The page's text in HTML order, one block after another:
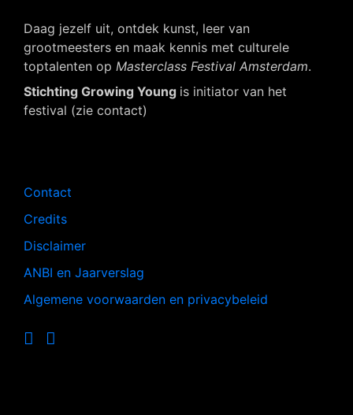
Daag jezelf uit, ontdek kunst, leer van
grootmeesters en maak kennis met culturele
toptalenten op Masterclass Festival Amsterdam.
Stichting Growing Young is initiator van het
festival (zie contact)
Contact
Credits
Disclaimer
ANBI en Jaarverslag
Algemene voorwaarden en privacybeleid